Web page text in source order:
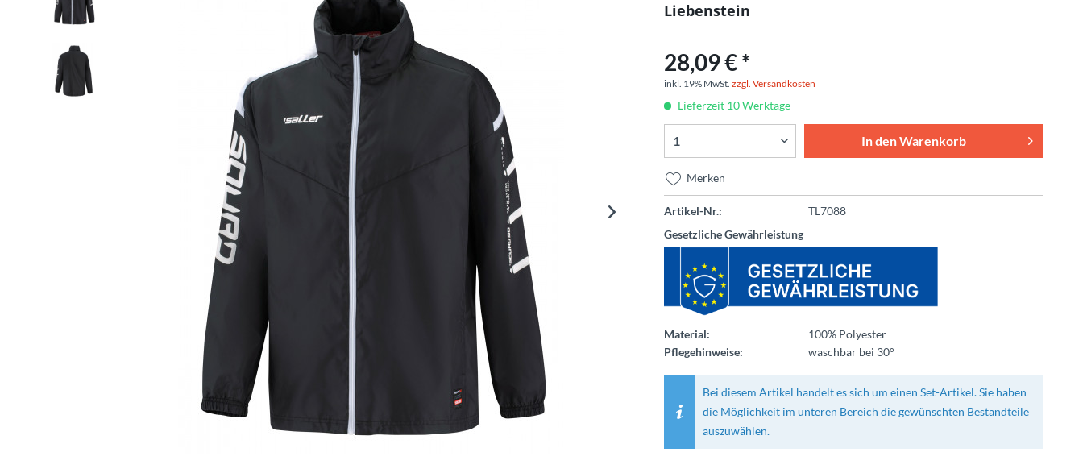
Liebenstein
28,09 € *
inkl. 19% MwSt. zzgl. Versandkosten
Lieferzeit 10 Werktage
In denWarenkorb
Merken
Artikel-Nr.:
TL7088
Gesetzliche Gewährleistung
Material:
100% Polyester
Pflegehinweise:
waschbar bei 30°
Bei diesem Artikel handelt es sich um einen Set-Artikel. Sie haben
die Möglichkeit im unteren Bereich die gewünschten Bestandteile
auszuwählen.